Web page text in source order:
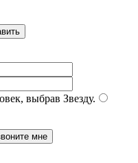
выбрав Звезду.